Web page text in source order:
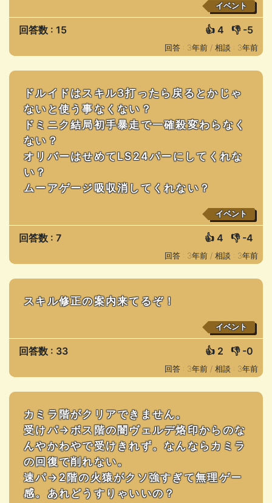
イベント
回答数 : 15 👍 4 👎 -5
回答 : 3年前 / 相談 : 3年前
ドルイドはスキル3打ったら戻るとかじゃ
ないと使う事なくない？
ドミニク結局初手暴走で一確殺変わらなく
ない？
オリバーはせめてLS24パーにしてくれな
い？
ムーアゲージ吸収消してくれない？
イベント
回答数 : 7 👍 4 👎 -4
回答 : 3年前 / 相談 : 3年前
スキル修正の案内来てるぞ！
イベント
回答数 : 33 👍 2 👎 -0
回答 : 3年前 / 相談 : 3年前
カミラ階がクリアできません。
受けパ→ボス階の闇ヴェルデ烙印からのな
んやかわやで受けきれず。なんならカミラ
の回復で削れない。
速パ→2階の火猿がクソ強すぎて無理ゲー
感。あれどうすりゃいいの？